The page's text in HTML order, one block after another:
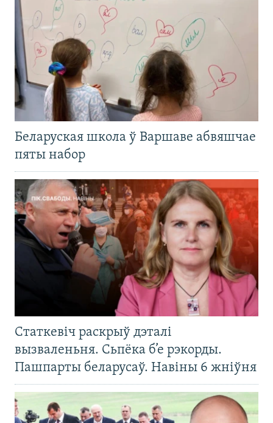
Беларуская школа ў Варшаве абвяшчае
пяты набор
Статкевіч раскрыў дэталі
вызваленьня. Сьпёка б’е рэкорды.
Пашпарты беларусаў. Навіны 6 жніўня